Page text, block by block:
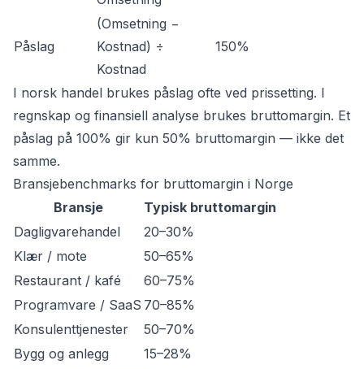
Påslag
(Omsetning −
Kostnad) ÷
Kostnad
150%
I norsk handel brukes påslag ofte ved prissetting. I
regnskap og finansiell analyse brukes bruttomargin. Et
påslag på 100% gir kun 50% bruttomargin — ikke det
samme.
Bransjebenchmarks for bruttomargin i Norge
Bransje
Typisk bruttomargin
Dagligvarehandel
20–30%
Klær / mote
50–65%
Restaurant / kafé
60–75%
Programvare / SaaS 70–85%
Konsulenttjenester
50–70%
Bygg og anlegg
15–28%